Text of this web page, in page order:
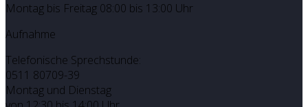
Montag bis Freitag 08:00 bis 13:00 Uhr
Aufnahme
Telefonische Sprechstunde:
0511 80709-39
Montag und Dienstag